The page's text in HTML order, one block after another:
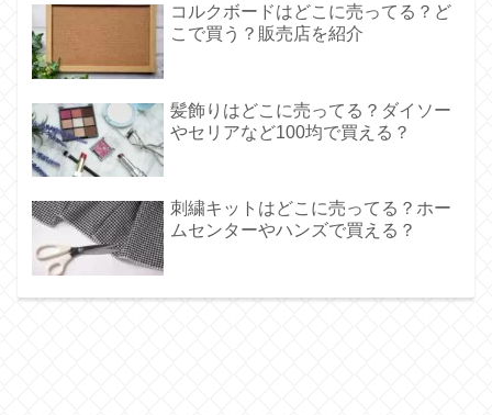
コルクボードはどこに売ってる？ど
こで買う？販売店を紹介
髪飾りはどこに売ってる？ダイソー
やセリアなど100均で買える？
刺繍キットはどこに売ってる？ホー
ムセンターやハンズで買える？